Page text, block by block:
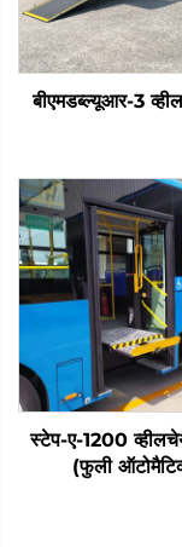
बीएमडब्ल्यूआर-3
स्टेप-ए-1200
(फुली